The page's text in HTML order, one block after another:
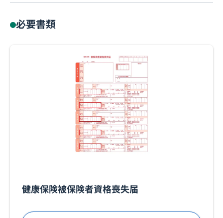
必要書類
健康保険被保険者資格喪失届